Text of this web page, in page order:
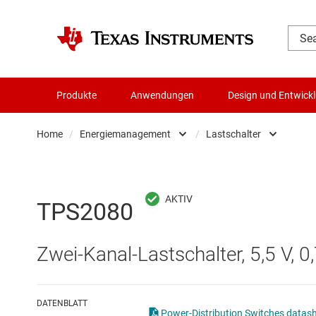
Produkte Anwendungen Design und
Home / Energiemanagement
Batteriemanagement-ICs
Die- & Wafer-Services
/ Lastschalter
Gate-
TPS2080
Zwei-Kanal-Lastschalter, 5,5 V,
DATENBLATT
Power-Distribution Switches